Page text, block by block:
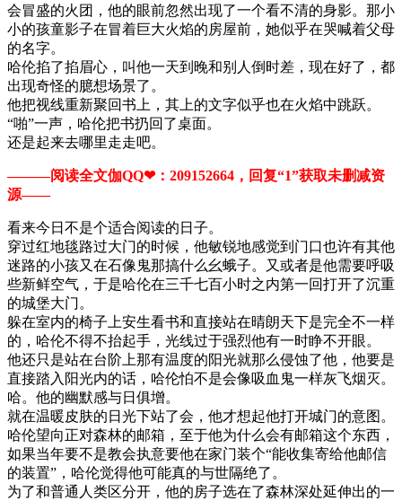
会冒盛的火团，他的眼前忽然出现了一个看不清的身影。那小
小的孩童影子在冒着巨大火焰的房屋前，她似乎在哭喊着父母
的名字。
哈伦掐了掐眉心，叫他一天到晚和别人倒时差，现在好了，都
出现奇怪的臆想场景了。
他把视线重新聚回书上，其上的文字似乎也在火焰中跳跃。
“啪”一声，哈伦把书扔回了桌面。
还是起来去哪里走走吧。
———阅读全文伽QQ❤：209152664，回复“1”获取未删减资
源—​​​​—
看来今日不是个适合阅读的日子。
穿过红地毯路过大门的时候，他敏锐地感觉到门口也许有其他
迷路的小孩又在石像鬼那搞什么幺蛾子。又或者是他需要呼吸
些新鲜空气，于是哈伦在三千七百小时之内第一回打开了沉重
的城堡大门。
躲在室内的椅子上安生看书和直接站在晴朗天下是完全不一样
的，哈伦不得不抬起手，光线过于强烈他有一时睁不开眼。
他还只是站在台阶上那有温度的阳光就那么侵蚀了他，他要是
直接踏入阳光内的话，哈伦怕不是会像吸血鬼一样灰飞烟灭。
哈。他的幽默感与日俱增。
就在温暖皮肤的日光下站了会，他才想起他打开城门的意图。
哈伦望向正对森林的邮箱，至于他为什么会有邮箱这个东西，
如果当年要不是教会执意要他在家门装个“能收集寄给他邮信
的装置”，哈伦觉得他可能真的与世隔绝了。
为了和普通人类区分开，他的房子选在了森林深处延伸出的一